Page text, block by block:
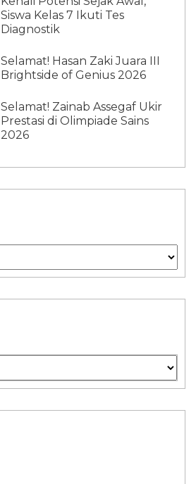
Siswa Kelas 7 Ikuti Tes
Diagnostik
Selamat! Hasan Zaki Juara III
Brightside of Genius 2026
Selamat! Zainab Assegaf Ukir
Prestasi di Olimpiade Sains
2026